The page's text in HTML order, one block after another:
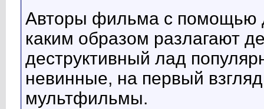
Авторы фильма с помощью
каким образом разлагают
деструктивный лад
невинные, на первый
мультфильмы.